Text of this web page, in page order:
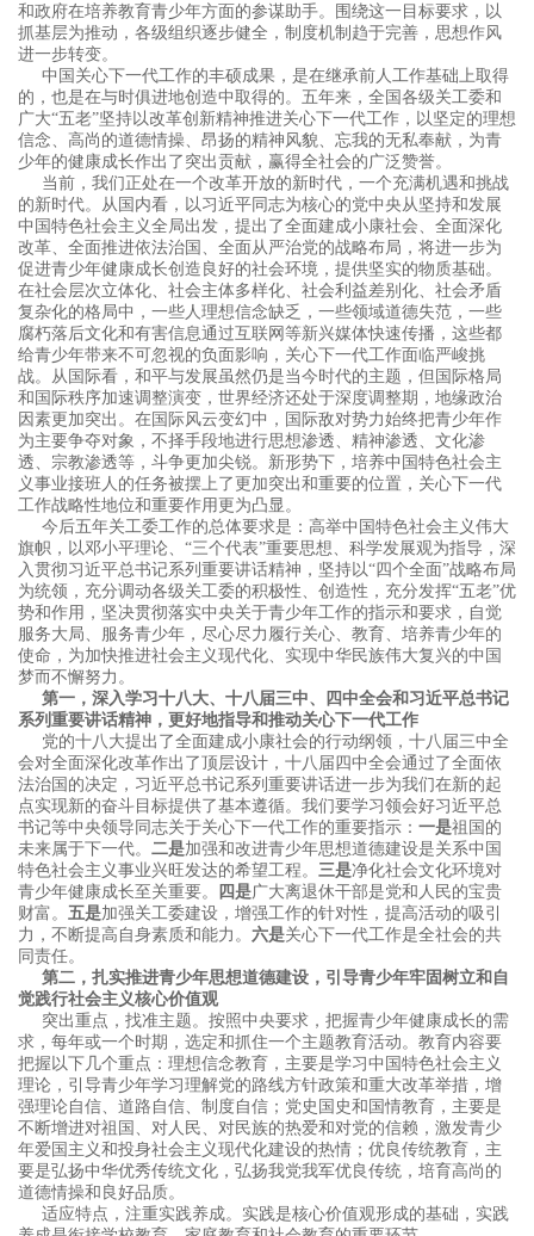
和政府在培养教育青少年方面的参谋助手。围绕这一目标要求，以
抓基层为推动，各级组织逐步健全，制度机制趋于完善，思想作风
进一步转变。
中国关心下一代工作的丰硕成果，是在继承前人工作基础上取得
的，也是在与时俱进地创造中取得的。五年来，全国各级关工委和
广大“五老”坚持以改革创新精神推进关心下一代工作，以坚定的理想
信念、高尚的道德情操、昂扬的精神风貌、忘我的无私奉献，为青
少年的健康成长作出了突出贡献，赢得全社会的广泛赞誉。
当前，我们正处在一个改革开放的新时代，一个充满机遇和挑战
的新时代。从国内看，以习近平同志为核心的党中央从坚持和发展
中国特色社会主义全局出发，提出了全面建成小康社会、全面深化
改革、全面推进依法治国、全面从严治党的战略布局，将进一步为
促进青少年健康成长创造良好的社会环境，提供坚实的物质基础。
在社会层次立体化、社会主体多样化、社会利益差别化、社会矛盾
复杂化的格局中，一些人理想信念缺乏，一些领域道德失范，一些
腐朽落后文化和有害信息通过互联网等新兴媒体快速传播，这些都
给青少年带来不可忽视的负面影响，关心下一代工作面临严峻挑
战。从国际看，和平与发展虽然仍是当今时代的主题，但国际格局
和国际秩序加速调整演变，世界经济还处于深度调整期，地缘政治
因素更加突出。在国际风云变幻中，国际敌对势力始终把青少年作
为主要争夺对象，不择手段地进行思想渗透、精神渗透、文化渗
透、宗教渗透等，斗争更加尖锐。新形势下，培养中国特色社会主
义事业接班人的任务被摆上了更加突出和重要的位置，关心下一代
工作战略性地位和重要作用更为凸显。
今后五年关工委工作的总体要求是：高举中国特色社会主义伟大
旗帜，以邓小平理论、“三个代表”重要思想、科学发展观为指导，深
入贯彻习近平总书记系列重要讲话精神，坚持以“四个全面”战略布局
为统领，充分调动各级关工委的积极性、创造性，充分发挥“五老”优
势和作用，坚决贯彻落实中央关于青少年工作的指示和要求，自觉
服务大局、服务青少年，尽心尽力履行关心、教育、培养青少年的
使命，为加快推进社会主义现代化、实现中华民族伟大复兴的中国
梦而不懈努力。
第一，深入学习十八大、十八届三中、四中全会和习近平总书记
系列重要讲话精神，更好地指导和推动关心下一代工作
党的十八大提出了全面建成小康社会的行动纲领，十八届三中全
会对全面深化改革作出了顶层设计，十八届四中全会通过了全面依
法治国的决定，习近平总书记系列重要讲话进一步为我们在新的起
点实现新的奋斗目标提供了基本遵循。我们要学习领会好习近平总
书记等中央领导同志关于关心下一代工作的重要指示： 一是祖国的
未来属于下一代。 二是加强和改进青少年思想道德建设是关系中国
特色社会主义事业兴旺发达的希望工程。 三是净化社会文化环境对
青少年健康成长至关重要。
四是广大离退休干部是党和人民的宝贵
财富。 五是加强关工委建设，增强工作的针对性，提高活动的吸引
力，不断提高自身素质和能力。 六是关心下一代工作是全社会的共
同责任。
第二，扎实推进青少年思想道德建设，引导青少年牢固树立和自
觉践行社会主义核心价值观
突出重点，找准主题。按照中央要求，把握青少年健康成长的需
求，每年或一个时期，选定和抓住一个主题教育活动。教育内容要
把握以下几个重点：理想信念教育，主要是学习中国特色社会主义
理论，引导青少年学习理解党的路线方针政策和重大改革举措，增
强理论自信、道路自信、制度自信；党史国史和国情教育，主要是
不断增进对祖国、对人民、对民族的热爱和对党的信赖，激发青少
年爱国主义和投身社会主义现代化建设的热情；优良传统教育，主
要是弘扬中华优秀传统文化，弘扬我党我军优良传统，培育高尚的
道德情操和良好品质。
适应特点，注重实践养成。实践是核心价值观形成的基础，实践